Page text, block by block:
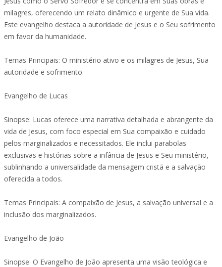
milagres, oferecendo um relato dinâmico e urgente de Sua vida.
Este evangelho destaca a autoridade de Jesus e o Seu sofrimento
em favor da humanidade.
Temas Principais: O ministério ativo e os milagres de Jesus, Sua
autoridade e sofrimento.
Evangelho de Lucas
Sinopse: Lucas oferece uma narrativa detalhada e abrangente da
vida de Jesus, com foco especial em Sua compaixão e cuidado
pelos marginalizados e necessitados. Ele inclui parabolas
exclusivas e histórias sobre a infância de Jesus e Seu ministério,
sublinhando a universalidade da mensagem cristã e a salvação
oferecida a todos.
Temas Principais: A compaixão de Jesus, a salvação universal e a
inclusão dos marginalizados.
Evangelho de João
Sinopse: O Evangelho de João apresenta uma visão teológica e